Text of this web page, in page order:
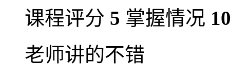
课程评分 5 掌握情况
老师讲的不错